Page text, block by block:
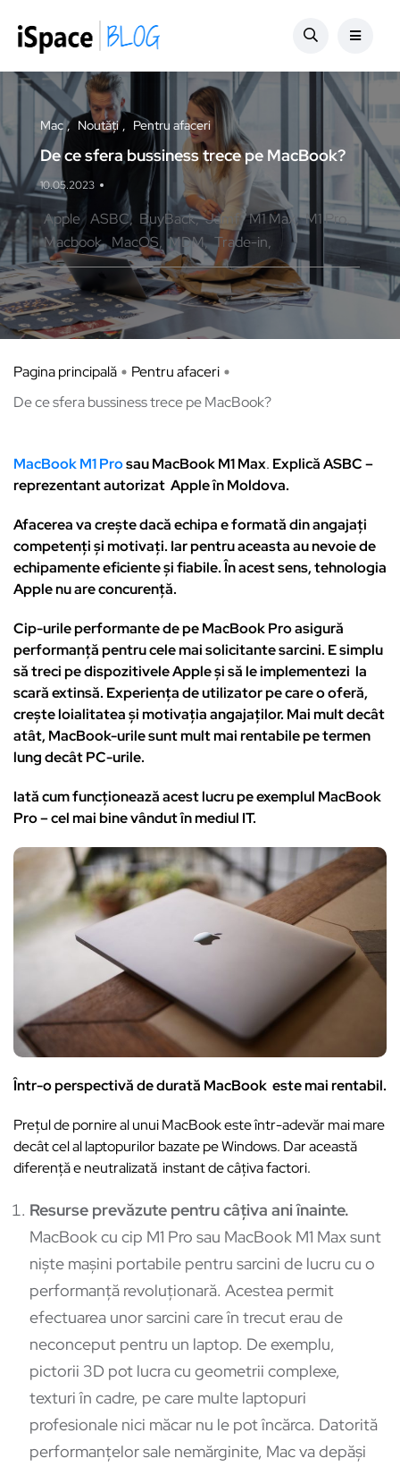
Mac Noutăți Pentru afaceri
De ce sfera bussiness trece pe MacBook?
10.05.2023
Apple ASBC BuyBack Jamf M1 Max
M1 Pro
Macbook MacOS MDM Trade-in
Pagina principală
Pentru afaceri
De ce sfera bussiness trece pe MacBook?
MacBook M1 Prosau MacBook M1 Max. Explică ASBC –
reprezentant autorizat Apple în Moldova.
Afacerea va creşte dacă echipa e formată din angajați
competenți și motivați. Iar pentru aceasta au nevoie de
echipamente eficiente și fiabile. În acest sens, tehnologia
Apple nu are concurență.
Cip-urile performante de pe MacBook Pro asigură
performanță pentru cele mai solicitante sarcini. E simplu
să treci pe dispozitivele Apple şi să le implementezi la
scară extinsă. Experiența de utilizator pe care o oferă,
crește loialitatea și motivația angajaților. Mai mult decât
atât, MacBook-urile sunt mult mai rentabile pe termen
lung decât PC-urile.
Iată cum funcționează acest lucru pe exemplul MacBook
Pro – cel mai bine vândut în mediul IT.
Într-o perspectivă de durată MacBook este mai rentabil.
Prețul de pornire al unui MacBook este într-adevăr mai mare
decât cel al laptopurilor bazate pe Windows. Dar această
diferență e neutralizată instant de câţiva factori.
Resurse prevăzute pentru câțiva ani înainte.
MacBook cu cip M1 Pro sau MacBook M1 Max sunt
niște mașini portabile pentru sarcini de lucru cu o
performanță revoluționară. Acestea permit
efectuarea unor sarcini care în trecut erau de
neconceput pentru un laptop. De exemplu,
pictorii 3D pot lucra cu geometrii complexe,
texturi în cadre, pe care multe laptopuri
profesionale nici măcar nu le pot încărca. Datorită
performanțelor sale nemărginite, Mac va depăși